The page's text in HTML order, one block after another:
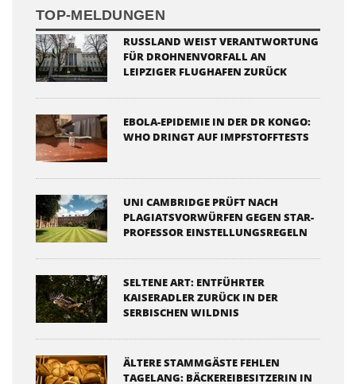
TOP-MELDUNGEN
RUSSLAND WEIST VERANTWORTUNG
FÜR DROHNENVORFALL AN
LEIPZIGER FLUGHAFEN ZURÜCK
EBOLA-EPIDEMIE IN DER DR KONGO:
WHO DRINGT AUF IMPFSTOFFTESTS
UNI CAMBRIDGE PRÜFT NACH
PLAGIATSVORWÜRFEN GEGEN STAR-
PROFESSOR EINSTELLUNGSREGELN
SELTENE ART: ENTFÜHRTER
KAISERADLER ZURÜCK IN DER
SERBISCHEN WILDNIS
ÄLTERE STAMMGÄSTE FEHLEN
TAGELANG: BÄCKEREIBESITZERIN IN